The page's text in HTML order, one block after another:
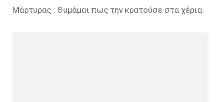
Μάρτυρας : Θυμάμαι πως την κρατούσε στα χέρια.